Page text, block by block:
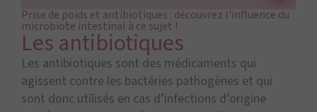
Prise de poids et antibiotiques : découvrez l'influence du
microbiote intestinal à ce sujet !
Les antibiotiques
Les antibiotiques sont des médicaments qui
agissent contre les bactéries pathogènes et qui
sont donc utilisés en cas d’infections d’origine